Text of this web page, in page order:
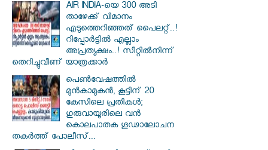
AIR INDIA-യെ 300 അടി
താഴേക്ക് വിമാനം
എടുത്തെറിഞ്ഞത് പൈലറ്റ്..!
റിപ്പോർട്ടിൽ എല്ലാം
അപ്രത്യക്ഷം..! സീറ്റിൽനിന്ന്
തെറിച്ചുവീണ് യാത്രക്കാർ
പെൺവേഷത്തിൽ
മുൻകാമുകൻ, കൂട്ടിന് 20
കേസിലെ പ്രതികൾ;
ഗുരുവായൂരിലെ വൻ
കൊലപാതക ഗൂഢാലോചന
തകർത്ത് പോലീസ്...